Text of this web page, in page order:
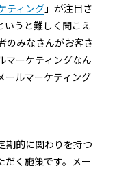
ティング」が注目さ
いうと難しく聞こえ
のみなさんがお客さ
マーケティングなん
ールマーケティング
期的に関わりを持つ
だく施策です。メー